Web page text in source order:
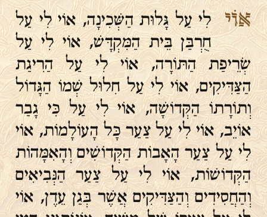
אוֹילִי עַל גָּלוּת הַשְּׁכִינָה, אוֹי לִי עַל
חֻרְבַּן בֵּית הַמִּקְדָּשׁ, אוֹי לִי עַל
שְׂרֵיפַת הַתּוֹרָה, אוֹי לִי עַל הַרִיגַת
הַצַּדִּיקִים, אוֹי לִי עַל חִלוּל שְׁמוֹ הַגָּדוֹל
וְתוֹרָתוֹ הַקְּדוֹשָׁה, אוֹי לִי עַל כִּי גָבַר
אוֹיֵב, אוֹי לִי עַל צַעַר כָּל הָעוֹלָמוֹת, אוֹי
לִי עַל צַעַר הָאָבוֹת הַקְּדוֹשִׁים וְהָאִמָּהוֹת
הַקְּדוֹשׁוֹת, אוֹי לִי עַל צַעַר הַנְּבִיאִים
וְהַחֲסִידִים וְהַצַּדִּיקִים אֲשֶׁר בְּגַן עֵדֶן, אוֹי